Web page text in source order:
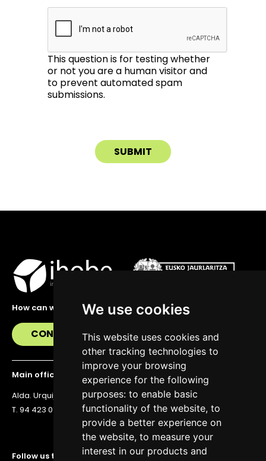
We use cookies
This website uses cookies and
other tracking technologies to
improve your browsing
experience for the following
purposes: to enable basic
functionality of the website, to
provide a better experience on
the website, to measure your
interest in our products and
This question is for testing whether
or not you are a human visitor and
to prevent automated spam
submissions.
Follow us to stay up to date
How can we help you?
CONTACT US
Main office
Alda. Urquijo 36, 6th floor, 48011 Bilbao
T. 94 423 07 43